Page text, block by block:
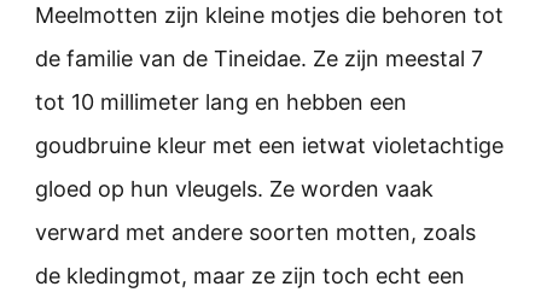
Meelmotten zijn kleine motjes die behoren tot
de familie van de Tineidae. Ze zijn meestal 7
tot 10 millimeter lang en hebben een
goudbruine kleur met een ietwat violetachtige
gloed op hun vleugels. Ze worden vaak
verward met andere soorten motten, zoals
de kledingmot, maar ze zijn toch echt een